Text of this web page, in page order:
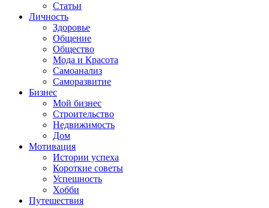
Статьи
Личность
Здоровье
Общение
Общество
Мода и Красота
Самоанализ
Саморазвитие
Бизнес
Мой бизнес
Строительство
Недвижимость
Дом
Мотивация
Истории успеха
Короткие советы
Успешность
Хобби
Путешествия